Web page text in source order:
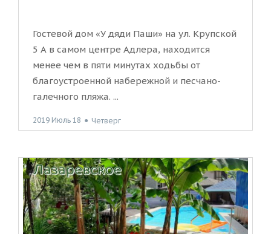
Гостевой дом «У дяди Паши» на ул. Крупской
5 А в самом центре Адлера, находится
менее чем в пяти минутах ходьбы от
благоустроенной набережной и песчано-
галечного пляжа. ...
2019 Июль 18 ● Четверг